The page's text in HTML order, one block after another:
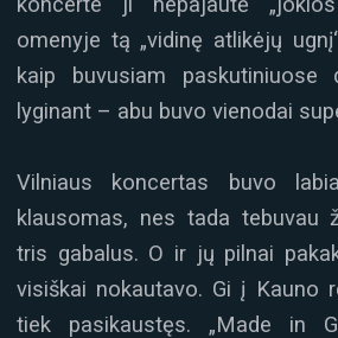
omenyje tą „vidinę atlikėjų
kaip buvusiam
lyginant – abu buvo vienodai
Vilniaus koncertas buvo
klausomas, nes tada tebuvau
tris gabalus. O ir jų pilnai
visiškai nokautavo. Gi į Kauno
tiek pasikaustęs. „Made in